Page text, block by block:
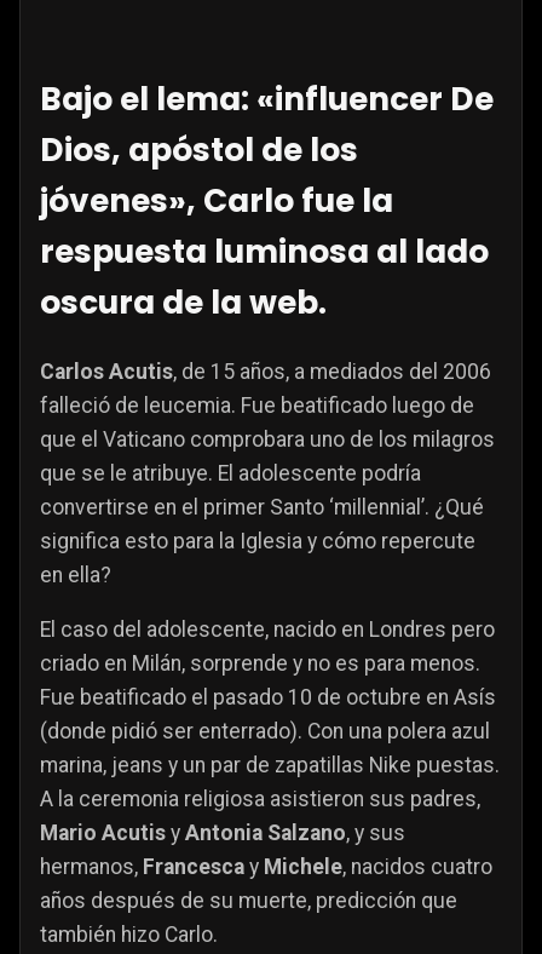
Bajo el lema: «influencer De
Dios, apóstol de los
jóvenes», Carlo fue la
respuesta luminosa al lado
oscura de la web.
Carlos Acutis, de 15 años, a mediados del 2006
falleció de leucemia. Fue beatificado luego de
que el Vaticano comprobara uno de los milagros
que se le atribuye. El adolescente podría
convertirse en el primer Santo ‘millennial’. ¿Qué
significa esto para la Iglesia y cómo repercute
en ella?
El caso del adolescente, nacido en Londres pero
criado en Milán, sorprende y no es para menos.
Fue beatificado el pasado 10 de octubre en Asís
(donde pidió ser enterrado). Con una polera azul
marina, jeans y un par de zapatillas Nike puestas.
A la ceremonia religiosa asistieron sus padres,
Mario Acutis y Antonia Salzano, y sus
hermanos, Francesca y Michele, nacidos cuatro
años después de su muerte, predicción que
también hizo Carlo.